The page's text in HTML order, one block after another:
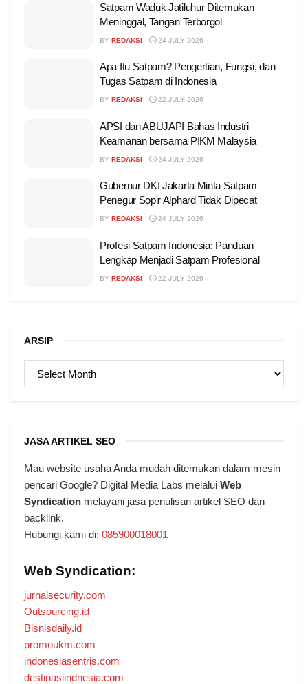
Satpam Waduk Jatiluhur Ditemukan
Meninggal, Tangan Terborgol
BY REDAKSI 24 JULY 2026
Apa Itu Satpam? Pengertian, Fungsi, dan
Tugas Satpam di Indonesia
BY REDAKSI 22 JULY 2026
APSI dan ABUJAPI Bahas Industri
Keamanan bersama PIKM Malaysia
BY REDAKSI 24 JULY 2026
Gubernur DKI Jakarta Minta Satpam
Penegur Sopir Alphard Tidak Dipecat
BY REDAKSI 24 JULY 2026
Profesi Satpam Indonesia: Panduan
Lengkap Menjadi Satpam Profesional
BY REDAKSI 22 JULY 2026
ARSIP
JASA ARTIKEL SEO
Mau website usaha Anda mudah ditemukan dalam mesin
pencari Google? Digital Media Labs melalui Web
Syndication melayani jasa penulisan artikel SEO dan
backlink.
Hubungi kami di: 085900018001
Web Syndication:
jurnalsecurity.com
Outsourcing.id
Bisnisdaily.id
promoukm.com
indonesiasentris.com
destinasiindnesia.com